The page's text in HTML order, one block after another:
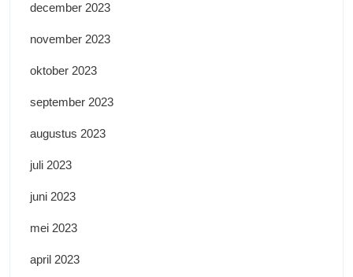
december 2023
november 2023
oktober 2023
september 2023
augustus 2023
juli 2023
juni 2023
mei 2023
april 2023